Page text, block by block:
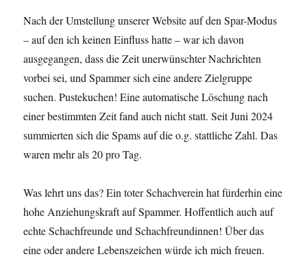
Nach der Umstellung unserer Website auf den Spar-Modus
– auf den ich keinen Einfluss hatte – war ich davon
ausgegangen, dass die Zeit unerwünschter Nachrichten
vorbei sei, und Spammer sich eine andere Zielgruppe
suchen. Pustekuchen! Eine automatische Löschung nach
einer bestimmten Zeit fand auch nicht statt. Seit Juni 2024
summierten sich die Spams auf die o.g. stattliche Zahl. Das
waren mehr als 20 pro Tag.
Was lehrt uns das? Ein toter Schachverein hat fürderhin eine
hohe Anziehungskraft auf Spammer. Hoffentlich auch auf
echte Schachfreunde und Schachfreundinnen! Über das
eine oder andere Lebenszeichen würde ich mich freuen.